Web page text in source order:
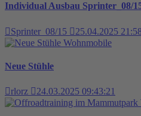
Individual Ausbau Sprinter_08/
Sprinter_08/15
25.04.2025
Wohnmobile
Neue Stühle
rlorz
24.03.2025 09:43:21